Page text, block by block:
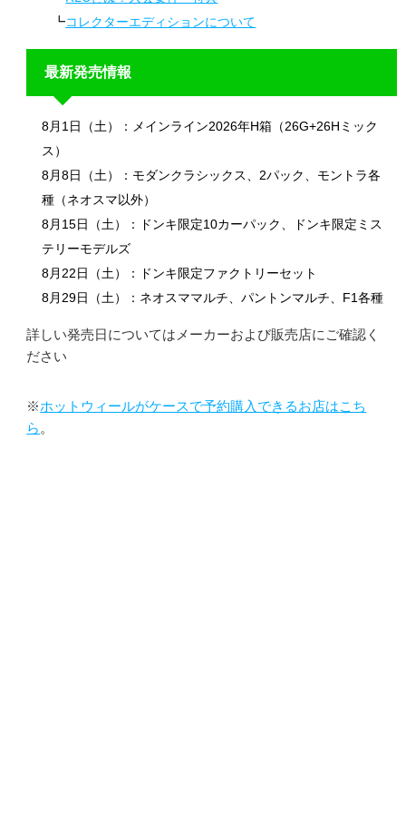
コレクターエディションについて
最新発売情報
8月1日（土）：メインライン2026年H箱（26G+26Hミック
ス）
8月8日（土）：モダンクラシックス、2パック、モントラ各
種（ネオスマ以外）
8月15日（土）：ドンキ限定10カーパック、ドンキ限定ミス
テリーモデルズ
8月22日（土）：ドンキ限定ファクトリーセット
8月29日（土）：ネオスママルチ、パントンマルチ、F1各種
詳しい発売日についてはメーカーおよび販売店にご確認く
ださい
※ホットウィールがケースで予約購入できるお店はこち
ら 。